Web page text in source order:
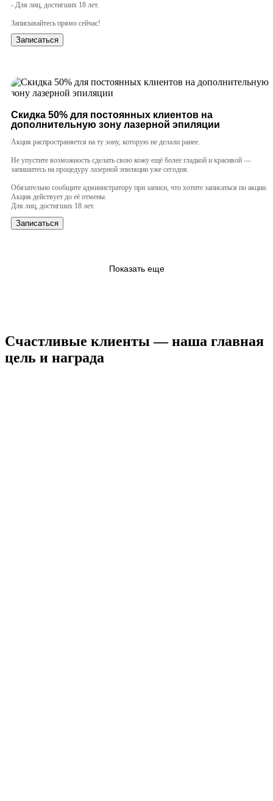
- Для лиц, достигших 18 лет.
Записывайтесь прямо сейчас!
Записаться
Cкидка 50% для постоянных клиентов на
дополнительную зону лазерной эпиляции
Акция распространяется на ту зону, которую не делали ранее.
Не упустите возможность сделать свою кожу ещё более гладкой и красивой —
запишитесь на процедуру лазерной эпиляции уже сегодня.
Обязательно сообщите администратору при записи, что хотите записаться по акции.
Акция действует до её отмены.
Для лиц, достигших 18 лет.
Записаться
Показать еще
Счастливые клиенты — наша главная
цель и награда